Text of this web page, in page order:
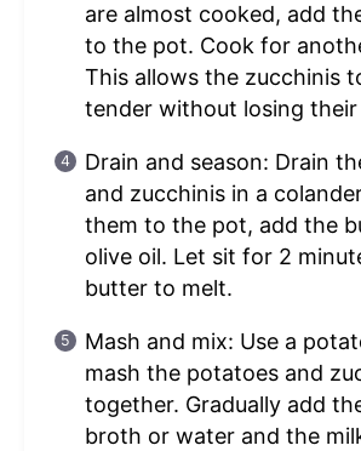
are almost cooked, add
to the pot. Cook for
This allows the zucchinis
tender without losing
Drain and season: Drain
and zucchinis in a
them to the pot, add the
olive oil. Let sit for 2
butter to melt.
Mash and mix: Use a
mash the potatoes and
together. Gradually add
broth or water and the